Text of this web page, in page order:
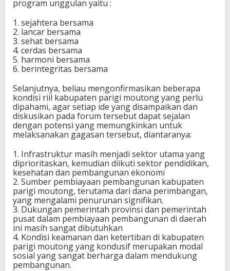
o
n
g
program unggulan yaitu :
1. sejahtera bersama
2. lancar bersama
3. sehat bersama
4. cerdas bersama
5. harmoni bersama
6. berintegritas bersama
Selanjutnya, beliau mengonfirmasikan beberapa
kondisi riil kabupaten parigi moutong yang perlu
dipahami, agar setiap ide yang disampaikan dan
diskusikan pada forum tersebut dapat sejalan
dengan potensi yang memungkinkan untuk
melaksanakan gagasan tersebut, diantaranya:
1. Infrastruktur masih menjadi sektor utama yang
diprioritaskan, kemudian diikuti sektor pendidikan,
kesehatan dan pembangunan ekonomi
2. Sumber pembiayaan pembangunan kabupaten
parigi moutong, terutama dari dana perimbangan,
yang mengalami penurunan signifikan.
3. Dukungan pemerintah provinsi dan pemerintah
pusat dalam pembiayaan pembangunan di daerah
ini masih sangat dibutuhkan
4. Kondisi keamanan dan ketertiban di kabupaten
parigi moutong yang kondusif merupakan modal
sosial yang sangat berharga dalam mendukung
pembangunan.